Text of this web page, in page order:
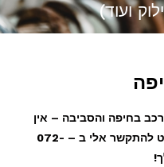
ועוד)
בחיפה והסביבה – אין
צורך להיכנס לפאניקה, אפשר פשוט להתקשר אלי ב – 072-